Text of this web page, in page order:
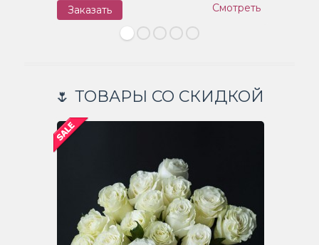
Заказать Смотреть
🌷 ТОВАРЫ СО СКИДКОЙ